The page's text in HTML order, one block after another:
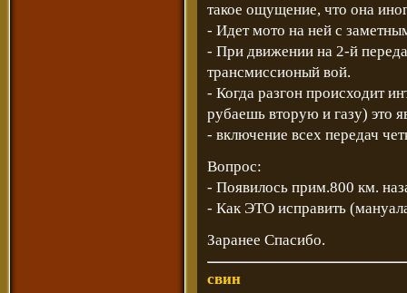
такое ощущение, что она
- Идет мото на ней с
- При движении на 2-й
трансмиссионый вой.
- Когда разгон происходит
рубаешь вторую и газу) это
- включение всех передач
Вопрос:
- Появилось прим.800 км.
- Как ЭТО исправить
Заранее Спасибо.
свин